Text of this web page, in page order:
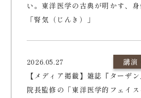
い。東洋医学の古典が明かす、
「腎気（じんき）」
2026.05.27
講演
【メディア掲載】雑誌『ターザ
院長監修の「東洋医学的フェイ